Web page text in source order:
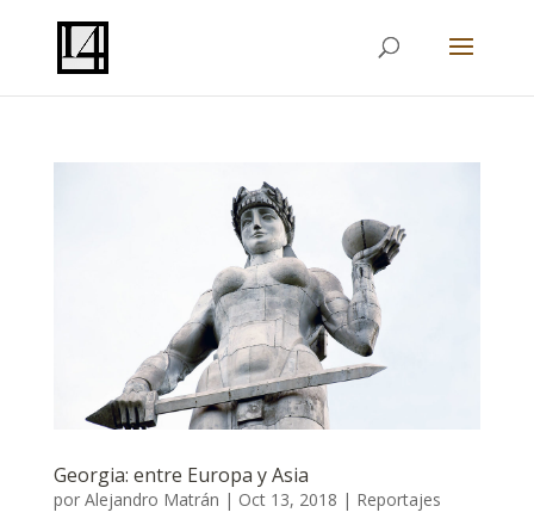
Georgia: entre Europa y Asia
por Alejandro Matrán | Oct 13, 2018 | Reportajes